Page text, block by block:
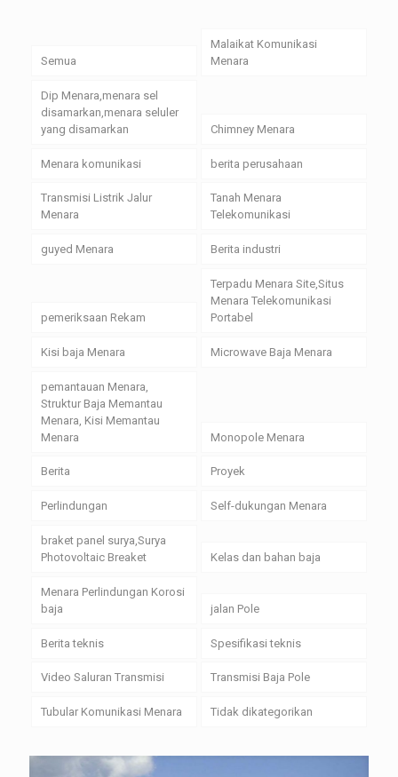
Semua
Malaikat Komunikasi
Menara
Dip Menara,menara sel
disamarkan,menara seluler
yang disamarkan
Chimney Menara
Menara komunikasi berita perusahaan
Transmisi Listrik Jalur
Menara
Tanah Menara
Telekomunikasi
guyed Menara Berita industri
pemeriksaan Rekam
Terpadu Menara Site,Situs
Menara Telekomunikasi
Portabel
Kisi baja Menara Microwave Baja Menara
pemantauan Menara,
Struktur Baja Memantau
Menara, Kisi Memantau
Menara
Monopole Menara
Berita Proyek
Perlindungan Self-dukungan Menara
braket panel surya,Surya
Photovoltaic Breaket
Kelas dan bahan baja
Menara Perlindungan Korosi
baja
jalan Pole
Berita teknis Spesifikasi teknis
Video Saluran Transmisi Transmisi Baja Pole
Tubular Komunikasi Menara Tidak dikategorikan